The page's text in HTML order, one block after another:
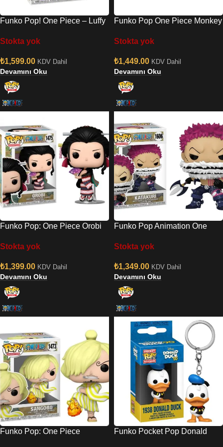
Funko Pop! One Piece – Luffy
Stokta yok
₺1,599.00 KDV Dahil
Devamını Oku
Funko Pop One Piece Monkey
Stokta yok
₺1,449.00 KDV Dahil
Devamını Oku
Funko Pop: One Piece Orobi
Stokta yok
₺1,399.00 KDV Dahil
Devamını Oku
Funko Pop Animation One
Stokta yok
₺1,349.00 KDV Dahil
Devamını Oku
Funko Pop: One Piece
Funko Pocket Pop Donald